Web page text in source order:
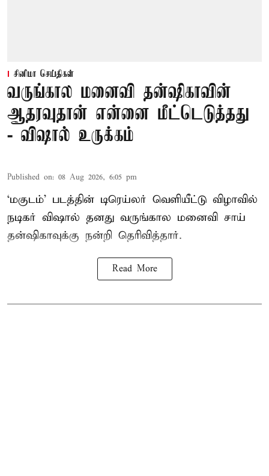
சினிமா செய்திகள்
வருங்கால மனைவி தன்ஷிகாவின்
ஆதரவுதான் என்னை மீட்டெடுத்தது
- விஷால் உருக்கம்
Published on: 08 Aug 2026, 6:05 pm
‘மகுடம்’ படத்தின் டிரெய்லர் வெளியீட்டு விழாவில்
நடிகர் விஷால் தனது வருங்கால மனைவி சாய்
தன்ஷிகாவுக்கு நன்றி தெரிவித்தார்.
Read More